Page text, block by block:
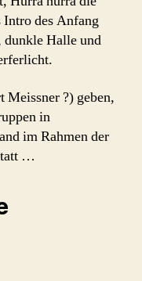
Intro des Anfang
dunkle Halle und
Meissner ?) geben,
in
im Rahmen der
…